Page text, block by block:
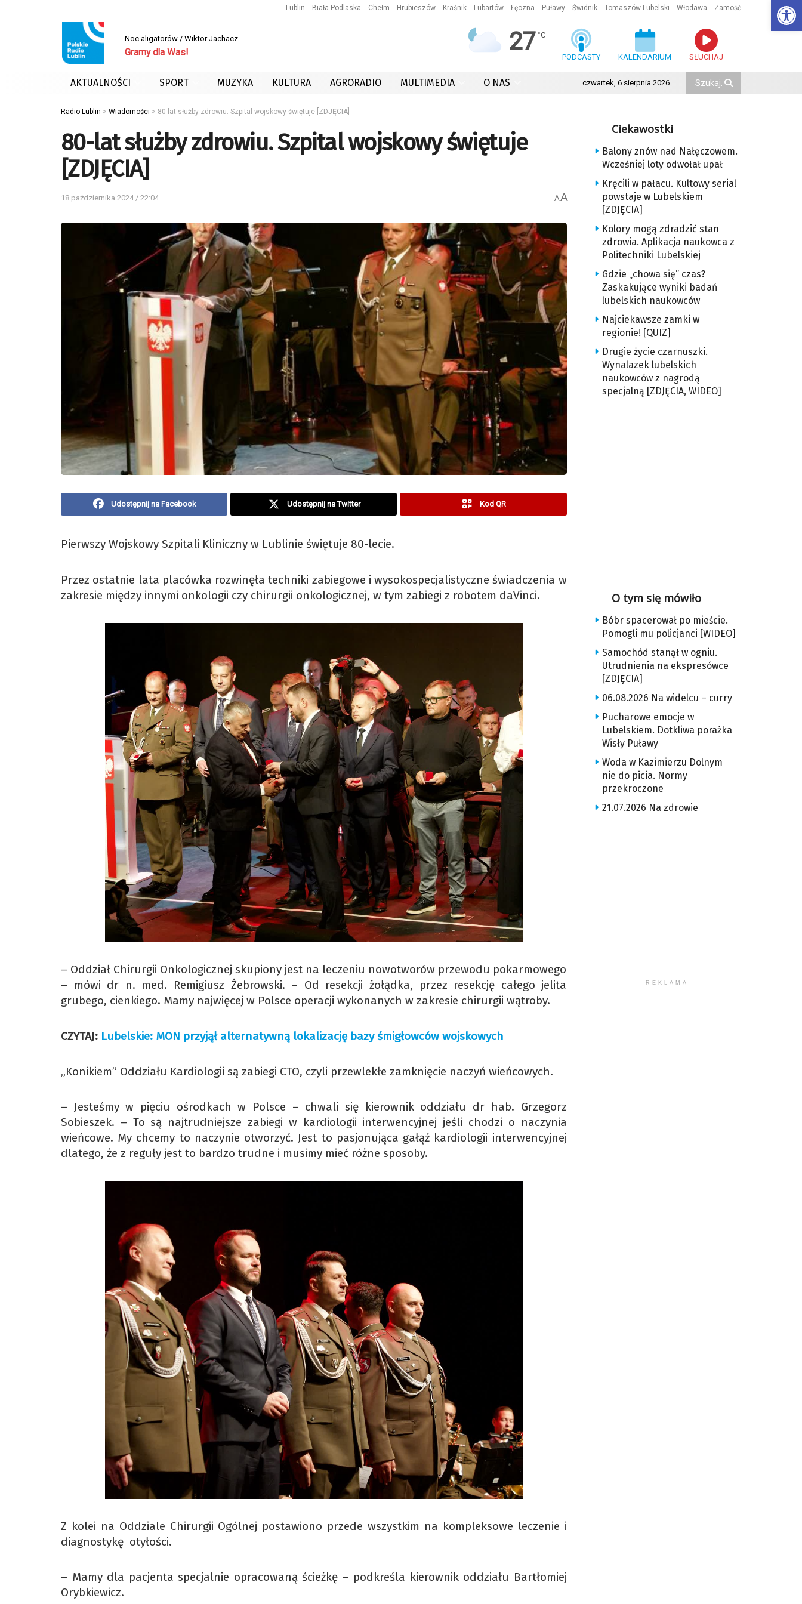
Lublin Biała Podlaska Chełm Hrubieszów Kraśnik Lubartów Łęczna Puławy Świdnik Tomaszów Lubelski Włodawa Zamość
Noc aligatorów / Wiktor Jachacz
Gramy dla Was! 27 °C
PODCASTY KALENDARIUM SŁUCHAJ
AKTUALNOŚCI SPORT MUZYKA KULTURA AGRORADIO MULTIMEDIA O NAS czwartek, 6 sierpnia 2026
Radio Lublin > Wiadomości > 80-lat służby zdrowiu. Szpital wojskowy świętuje [ZDJĘCIA]
80-lat służby zdrowiu. Szpital wojskowy świętuje
[ZDJĘCIA]
18 października 2024 / 22:04 AA
Udostępnij na Facebook Udostępnij na Twitter Kod QR
Pierwszy Wojskowy Szpitali Kliniczny w Lublinie świętuje 80-lecie.
Przez ostatnie lata placówka rozwinęła techniki zabiegowe i wysokospecjalistyczne świadczenia w
zakresie między innymi onkologii czy chirurgii onkologicznej, w tym zabiegi z robotem daVinci.
– Oddział Chirurgii Onkologicznej skupiony jest na leczeniu nowotworów przewodu pokarmowego
– mówi dr n. med. Remigiusz Żebrowski. – Od resekcji żołądka, przez resekcję całego jelita
grubego, cienkiego. Mamy najwięcej w Polsce operacji wykonanych w zakresie chirurgii wątroby.
CZYTAJ: Lubelskie: MON przyjął alternatywną lokalizację bazy śmigłowców wojskowych
„Konikiem” Oddziału Kardiologii są zabiegi CTO, czyli przewlekłe zamknięcie naczyń wieńcowych.
– Jesteśmy w pięciu ośrodkach w Polsce – chwali się kierownik oddziału dr hab. Grzegorz
Sobieszek. – To są najtrudniejsze zabiegi w kardiologii interwencyjnej jeśli chodzi o naczynia
wieńcowe. My chcemy to naczynie otworzyć. Jest to pasjonująca gałąź kardiologii interwencyjnej
dlatego, że z reguły jest to bardzo trudne i musimy mieć różne sposoby.
Z kolei na Oddziale Chirurgii Ogólnej postawiono przede wszystkim na kompleksowe leczenie i
diagnostykę otyłości.
– Mamy dla pacjenta specjalnie opracowaną ścieżkę – podkreśla kierownik oddziału Bartłomiej
Orybkiewicz.
Ciekawostki
Balony znów nad Nałęczowem.
Wcześniej loty odwołał upał
Kręcili w pałacu. Kultowy serial
powstaje w Lubelskiem
[ZDJĘCIA]
Kolory mogą zdradzić stan
zdrowia. Aplikacja naukowca z
Politechniki Lubelskiej
Gdzie „chowa się” czas?
Zaskakujące wyniki badań
lubelskich naukowców
Najciekawsze zamki w
regionie! [QUIZ]
Drugie życie czarnuszki.
Wynalazek lubelskich
naukowców z nagrodą
specjalną [ZDJĘCIA, WIDEO]
O tym się mówiło
Bóbr spacerował po mieście.
Pomogli mu policjanci [WIDEO]
Samochód stanął w ogniu.
Utrudnienia na ekspresówce
[ZDJĘCIA]
06.08.2026 Na widelcu – curry
Pucharowe emocje w
Lubelskiem. Dotkliwa porażka
Wisły Puławy
Woda w Kazimierzu Dolnym
nie do picia. Normy
przekroczone
21.07.2026 Na zdrowie
REKLAMA